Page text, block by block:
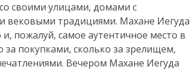
своими улицами, домами с
вековыми традициями. Махане Иегуда
пожалуй, самое аутентичное место в
покупками, сколько за зрелищем,
Вечером Махане Иегуда